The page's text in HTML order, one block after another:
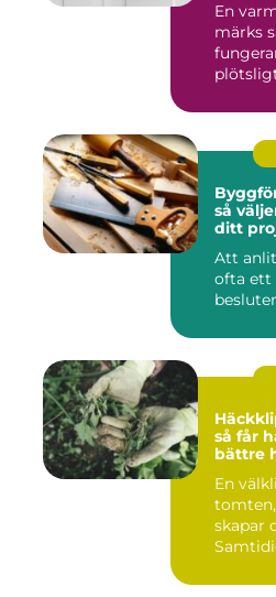
En
märks
så
ditt
Att
ofta ett
så får
bättre
En
skapar